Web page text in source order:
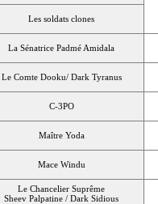
Les soldats clones
La Sénatrice Padmé Amidala
Le Comte Dooku/ Dark Tyranus
C-3PO
Maître Yoda
Mace Windu
Le Chancelier Suprême
Sheev Palpatine / Dark Sidious